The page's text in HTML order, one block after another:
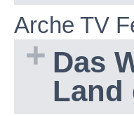
Arche TV
Das
Land